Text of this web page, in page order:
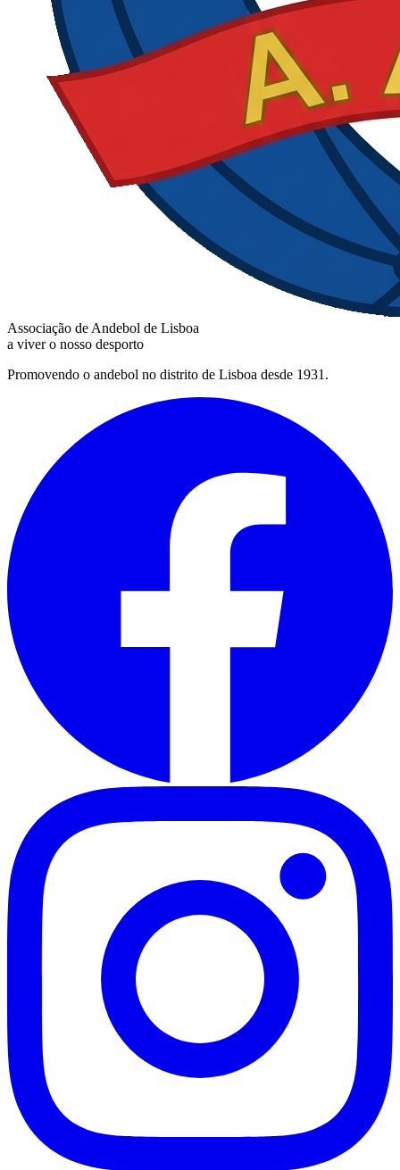
Associação de Andebol de Lisboa
a viver o nosso desporto
Promovendo o andebol no distrito de Lisboa desde 1931.